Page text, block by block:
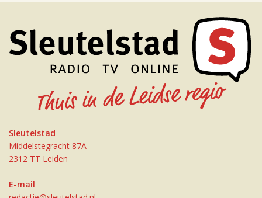
Sleutelstad
Middelstegracht 87A
2312 TT Leiden
E-mail